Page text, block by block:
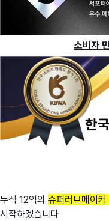
소비자
누적 12억의 슈퍼러브메이커
시작하겠습니다